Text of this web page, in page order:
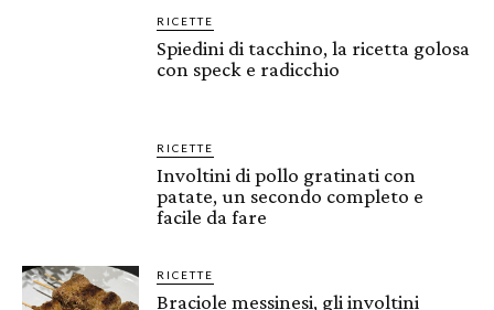
RICETTE
Spiedini di tacchino, la ricetta golosa
con speck e radicchio
RICETTE
Involtini di pollo gratinati con
patate, un secondo completo e
facile da fare
RICETTE
Braciole messinesi, gli involtini